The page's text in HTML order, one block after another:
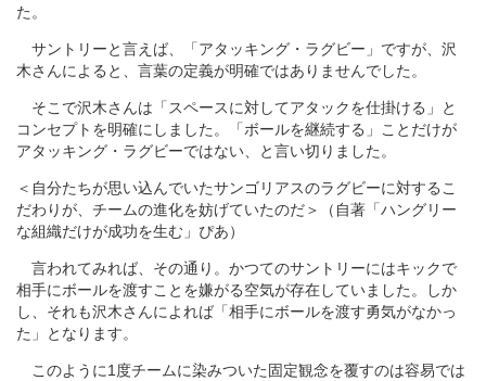
た。
サントリーと言えば、「アタッキング・ラグビー」ですが、沢
木さんによると、言葉の定義が明確ではありませんでした。
そこで沢木さんは「スペースに対してアタックを仕掛ける」と
コンセプトを明確にしました。「ボールを継続する」ことだけが
アタッキング・ラグビーではない、と言い切りました。
＜自分たちが思い込んでいたサンゴリアスのラグビーに対するこ
だわりが、チームの進化を妨げていたのだ＞（自著「ハングリー
な組織だけが成功を生む」ぴあ）
言われてみれば、その通り。かつてのサントリーにはキックで
相手にボールを渡すことを嫌がる空気が存在していました。しか
し、それも沢木さんによれば「相手にボールを渡す勇気がなかっ
た」となります。
このように1度チームに染みついた固定観念を覆すのは容易では